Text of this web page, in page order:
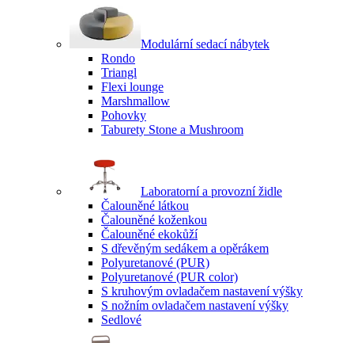
Modulární sedací nábytek
Rondo
Triangl
Flexi lounge
Marshmallow
Pohovky
Taburety Stone a Mushroom
Laboratorní a provozní židle
Čalouněné látkou
Čalouněné koženkou
Čalouněné ekokůží
S dřevěným sedákem a opěrákem
Polyuretanové (PUR)
Polyuretanové (PUR color)
S kruhovým ovladačem nastavení výšky
S nožním ovladačem nastavení výšky
Sedlové